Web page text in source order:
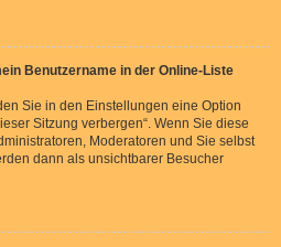
Benutzername in der Online-Liste
Sie in den Einstellungen eine Option
Sitzung verbergen“. Wenn Sie diese
Moderatoren und Sie selbst
dann als unsichtbarer Besucher